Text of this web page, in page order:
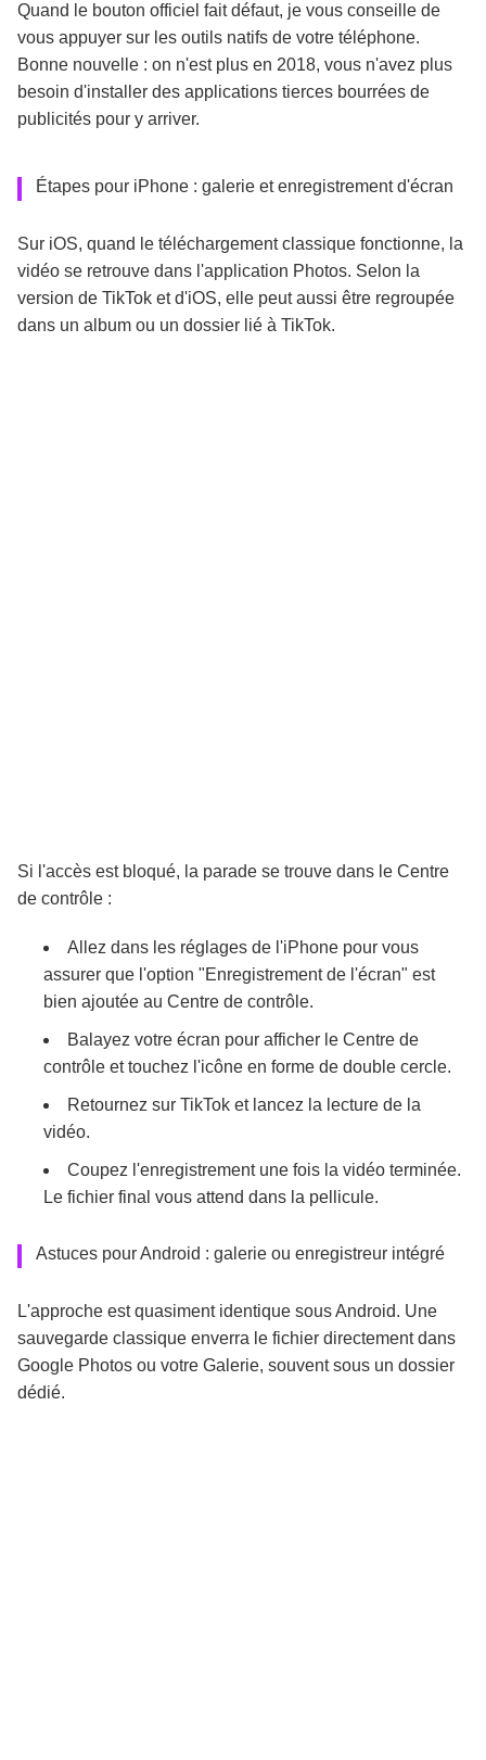
Quand le bouton officiel fait défaut, je vous conseille de
vous appuyer sur les outils natifs de votre téléphone.
Bonne nouvelle : on n'est plus en 2018, vous n'avez plus
besoin d'installer des applications tierces bourrées de
publicités pour y arriver.
Étapes pour iPhone : galerie et enregistrement d'écran
Sur iOS, quand le téléchargement classique fonctionne, la
vidéo se retrouve dans l'application Photos. Selon la
version de TikTok et d'iOS, elle peut aussi être regroupée
dans un album ou un dossier lié à TikTok.
Si l'accès est bloqué, la parade se trouve dans le Centre
de contrôle :
Allez dans les réglages de l'iPhone pour vous
assurer que l'option "Enregistrement de l'écran" est
bien ajoutée au Centre de contrôle.
Balayez votre écran pour afficher le Centre de
contrôle et touchez l'icône en forme de double cercle.
Retournez sur TikTok et lancez la lecture de la
vidéo.
Coupez l'enregistrement une fois la vidéo terminée.
Le fichier final vous attend dans la pellicule.
Astuces pour Android : galerie ou enregistreur intégré
L'approche est quasiment identique sous Android. Une
sauvegarde classique enverra le fichier directement dans
Google Photos ou votre Galerie, souvent sous un dossier
dédié.